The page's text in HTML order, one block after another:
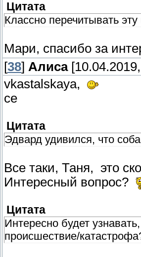
Цитата
Классно перечитывать
Мари, спасибо за
[38] Алиса
vkastalskaya,
се
Цитата
Эдвард удивился, что
Все таки, Таня, это
Интересный вопрос?
Цитата
Интересно будет
происшествие/